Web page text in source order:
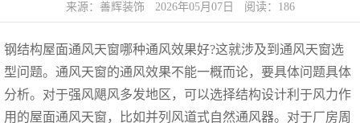
来源：善辉装饰 2026年05月07日 阅读：186
钢结构屋面通风天窗哪种通风效果好?这就涉及到通风天窗选
型问题。通风天窗的通风效果不能一概而论，要具体问题具体
分析。对于强风飓风多发地区，可以选择结构设计利于风力作
用的屋面通风天窗，比如并列风道式自然通风器。对于厂房周